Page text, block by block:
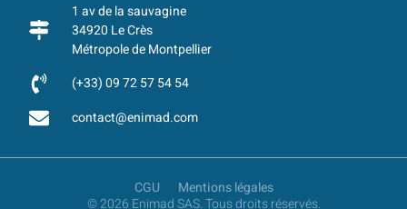
1 av de la sauvagine
34920 Le Crès
Métropole de Montpellier
(+33) 09 72 57 54 54
contact@enimad.com
© 2026 Enimad SAS. Tous droits réservés.
CGU Mentions légales